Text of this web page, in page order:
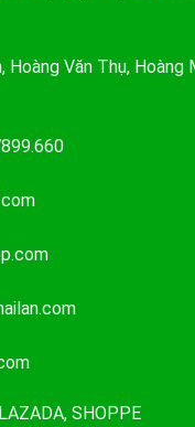
Văn Thụ, Hoàng
LAZADA, SHOPPE